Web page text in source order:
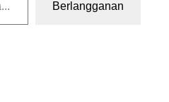
Berlangganan